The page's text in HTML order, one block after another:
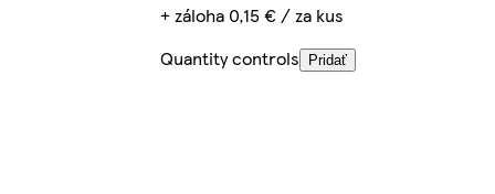
+ záloha 0,15 € / za kus
Quantity controls
Pridať